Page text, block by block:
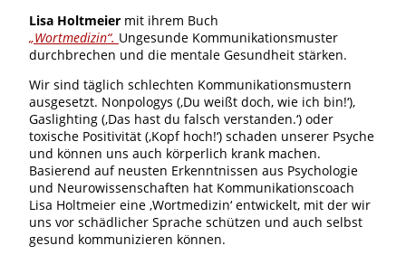
Lisa Holtmeier mit ihrem Buch
„Wortmedizin“. Ungesunde Kommunikationsmuster
durchbrechen und die mentale Gesundheit stärken.
Wir sind täglich schlechten Kommunikationsmustern
ausgesetzt. Nonpologys (‚Du weißt doch, wie ich bin!‘),
Gaslighting (‚Das hast du falsch verstanden.‘) oder
toxische Positivität (‚Kopf hoch!‘) schaden unserer Psyche
und können uns auch körperlich krank machen.
Basierend auf neusten Erkenntnissen aus Psychologie
und Neurowissenschaften hat Kommunikationscoach
Lisa Holtmeier eine ‚Wortmedizin‘ entwickelt, mit der wir
uns vor schädlicher Sprache schützen und auch selbst
gesund kommunizieren können.